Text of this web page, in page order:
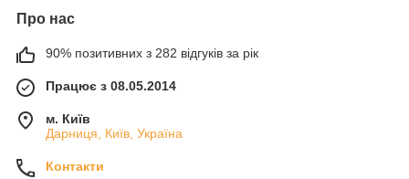
Про нас
90% позитивних з 282 відгуків за рік
Працює з 08.05.2014
м. Київ
Дарниця, Київ, Україна
Контакти